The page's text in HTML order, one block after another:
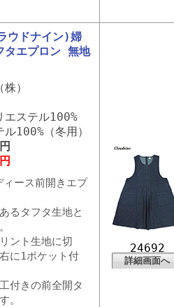
ドナイン)婦
タエプロン 無地
）
エステル100%
100%（冬用）
ース前開きエプ
るタフタ生地と
ント生地に切
に1ポケット付
付きの前全開タ
。
24692
詳細画面へ